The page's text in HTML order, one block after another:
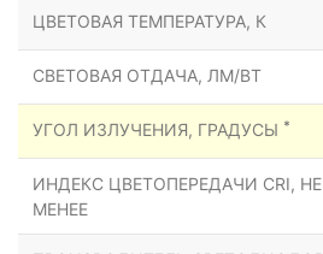
ЦВЕТОВАЯ ТЕМПЕРАТУРА, К
СВЕТОВАЯ ОТДАЧА, ЛМ/ВТ
УГОЛ ИЗЛУЧЕНИЯ, ГРАДУСЫ *
ИНДЕКС ЦВЕТОПЕРЕДАЧИ CRI, НЕ
МЕНЕЕ